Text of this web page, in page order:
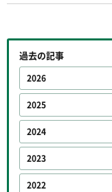
過去の記事
2026
2025
2024
2023
2022